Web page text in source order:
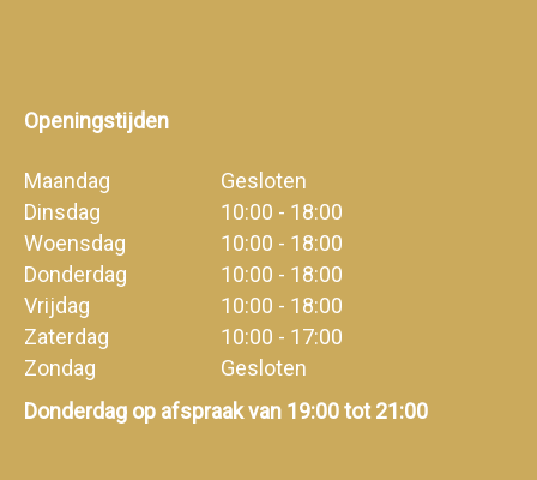
Openingstijden
Maandag
Gesloten
Dinsdag
10:00 - 18:00
Woensdag
10:00 - 18:00
Donderdag
10:00 - 18:00
Vrijdag
10:00 - 18:00
Zaterdag
10:00 - 17:00
Zondag
Gesloten
Donderdag op afspraak van 19:00 tot 21:00